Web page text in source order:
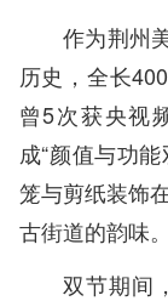
作为荆州
历史，全长
曾5次获央视
成“颜值与功
笼与剪纸装饰
古街道的韵味。
双节期间